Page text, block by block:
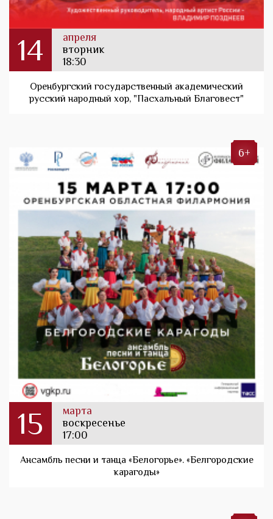
14
апреля
вторник
18:30
Оренбургский государственный академический
русский народный хор, "Пасхальный Благовест"
6+
15
марта
воскресенье
17:00
Ансамбль песни и танца «Белогорье». «Белгородские
карагоды»